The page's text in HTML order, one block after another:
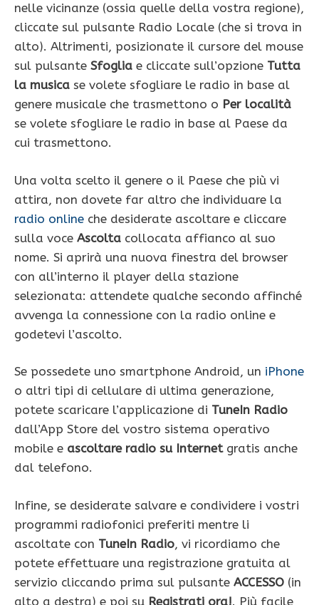
nelle vicinanze (ossia quelle della vostra regione),
cliccate sul pulsante Radio Locale (che si trova in
alto). Altrimenti, posizionate il cursore del mouse
sul pulsante Sfoglia e cliccate sull’opzione Tutta
la musica se volete sfogliare le radio in base al
genere musicale che trasmettono o Per località
se volete sfogliare le radio in base al Paese da
cui trasmettono.
Una volta scelto il genere o il Paese che più vi
attira, non dovete far altro che individuare la
radio online che desiderate ascoltare e cliccare
sulla voce Ascolta collocata affianco al suo
nome. Si aprirà una nuova finestra del browser
con all’interno il player della stazione
selezionata: attendete qualche secondo affinché
avvenga la connessione con la radio online e
godetevi l’ascolto.
Se possedete uno smartphone Android, un iPhone
o altri tipi di cellulare di ultima generazione,
potete scaricare l’applicazione di TuneIn Radio
dall’App Store del vostro sistema operativo
mobile e ascoltare radio su Internetgratis anche
dal telefono.
Infine, se desiderate salvare e condividere i vostri
programmi radiofonici preferiti mentre li
ascoltate con TuneIn Radio, vi ricordiamo che
potete effettuare una registrazione gratuita al
servizio cliccando prima sul pulsante ACCESSO (in
alto a destra) e poi su Registrati ora!. Più facile